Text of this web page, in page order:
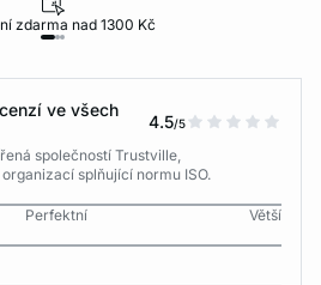
zdarma nad 1300 Kč
ve všech
4.5/5
společností Trustville,
splňující normu ISO.
Perfektní
Větší